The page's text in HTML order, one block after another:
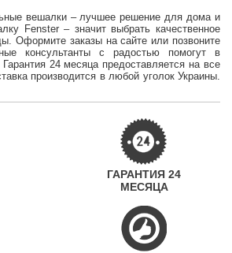
вешалки – лучшее решение для дома и
Fenster – значит выбрать качественное
Оформите заказы на сайте или позвоните
консультанты с радостью помогут в
Гарантия 24 месяца предоставляется на все
производится в любой уголок Украины.
ГАРАНТИЯ 24
МЕСЯЦА